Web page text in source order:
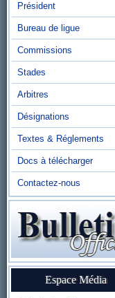
Président
Bureau de ligue
Commissions
Stades
Arbitres
Désignations
Textes & Réglements
Docs à télécharger
Contactez-nous
Espace Média